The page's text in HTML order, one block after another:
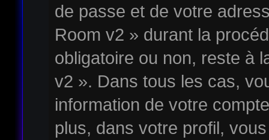
de passe et de votre
Room v2 » durant la
obligatoire ou non, reste à
v2 ». Dans tous les cas,
information de votre
plus, dans votre profil,